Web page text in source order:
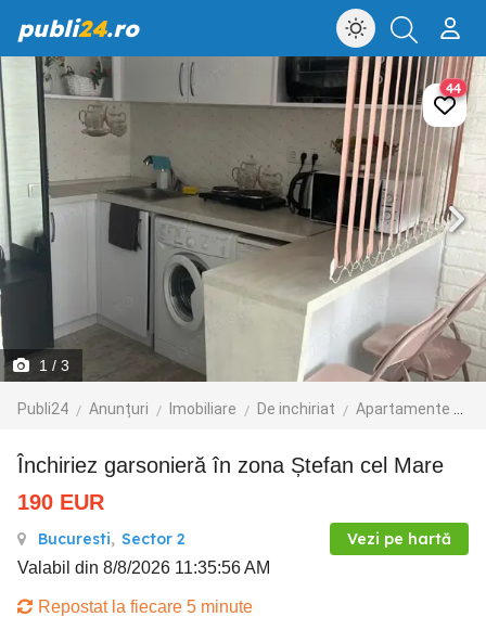
publi24.ro
1 / 3
Publi24 Anunțuri Imobiliare De inchiriat Apartamente de inchiriat
44
Închiriez garsonieră în zona Ștefan cel Mare
190 EUR
Bucuresti, Sector 2 Vezi pe hartă
Valabil din 8/8/2026 11:35:56 AM
Repostat la fiecare 5 minute